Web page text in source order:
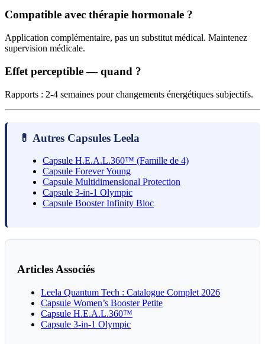
Compatible avec thérapie hormonale ?
Application complémentaire, pas un substitut médical. Maintenez
supervision médicale.
Effet perceptible — quand ?
Rapports : 2-4 semaines pour changements énergétiques subjectifs.
💊 Autres Capsules Leela
Capsule H.E.A.L.360™ (Famille de 4)
Capsule Forever Young
Capsule Multidimensional Protection
Capsule 3-in-1 Olympic
Capsule Booster Infinity Bloc
Articles Associés
Leela Quantum Tech : Catalogue Complet 2026
Capsule Women’s Booster Petite
Capsule H.E.A.L.360™
Capsule 3-in-1 Olympic